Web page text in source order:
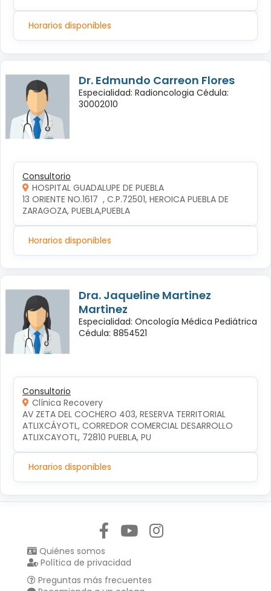
Horarios disponibles
Dr. Edmundo Carreon Flores
Especialidad: Radioncologia Cédula:
30002010
Consultorio
HOSPITAL GUADALUPE DE PUEBLA
13 ORIENTE NO.1617  , C.P.72501, HEROICA PUEBLA DE
ZARAGOZA, PUEBLA,PUEBLA
Horarios disponibles
Dra. Jaqueline Martinez
Martinez
Especialidad: Oncología Médica Pediátrica
Cédula: 8854521
Consultorio
Clínica Recovery
AV ZETA DEL COCHERO 403, RESERVA TERRITORIAL
ATLIXCÁYOTL, CORREDOR COMERCIAL DESARROLLO
ATLIXCAYOTL, 72810 PUEBLA, PU
Horarios disponibles
Quiénes somos
Política de privacidad
Preguntas más frecuentes